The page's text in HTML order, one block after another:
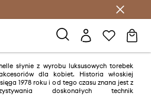
z Answear Club >
słynie z wyrobu luksusowych torebek
dla kobiet. Historia włoskiej
1978 roku i od tego czasu znana jest z
doskonałych technik